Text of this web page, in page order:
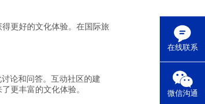
在线联系
微信沟通
更好的文化体验。在国际旅
论和问答。互动社区的建
更丰富的文化体验。